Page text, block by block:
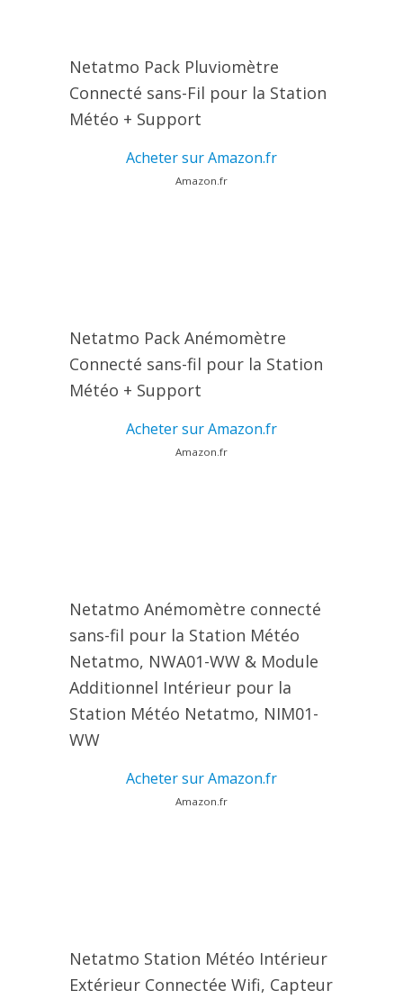
Netatmo Pack Pluviomètre
Connecté sans-Fil pour la Station
Météo + Support
Acheter sur Amazon.fr
Amazon.fr
Netatmo Pack Anémomètre
Connecté sans-fil pour la Station
Météo + Support
Acheter sur Amazon.fr
Amazon.fr
Netatmo Anémomètre connecté
sans-fil pour la Station Météo
Netatmo, NWA01-WW & Module
Additionnel Intérieur pour la
Station Météo Netatmo, NIM01-
WW
Acheter sur Amazon.fr
Amazon.fr
Netatmo Station Météo Intérieur
Extérieur Connectée Wifi, Capteur